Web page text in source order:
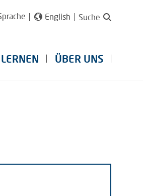
English Suche
ÜBER UNS